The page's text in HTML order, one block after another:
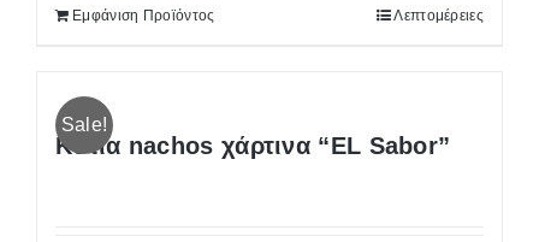
Εμφάνιση Προϊόντος Λεπτομέρειες
Sale!
Κυτία nachos χάρτινα “EL Sabor”